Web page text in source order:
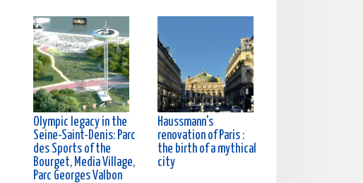
Olympic legacy in the
Seine-Saint-Denis: Parc
des Sports of the
Bourget, Media Village,
Parc Georges Valbon
Haussmann's
renovation of Paris :
the birth of a mythical
city